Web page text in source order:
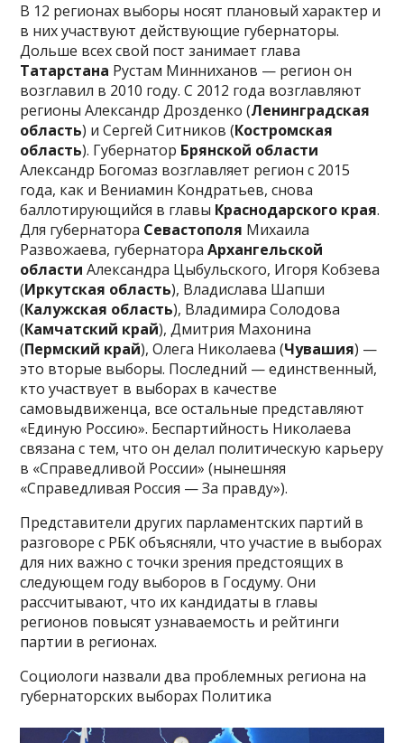
В 12 регионах выборы носят плановый характер и
в них участвуют действующие губернаторы.
Дольше всех свой пост занимает глава
Татарстана Рустам Минниханов — регион он
возглавил в 2010 году. С 2012 года возглавляют
регионы Александр Дрозденко (Ленинградская
область) и Сергей Ситников (Костромская
область). Губернатор Брянской области
Александр Богомаз возглавляет регион с 2015
года, как и Вениамин Кондратьев, снова
баллотирующийся в главы Краснодарского края.
Для губернатора Севастополя Михаила
Развожаева, губернатораАрхангельской
области Александра Цыбульского, Игоря Кобзева
(Иркутская область), Владислава Шапши
(Калужская область), Владимира Солодова
(Камчатский край), Дмитрия Махонина
(Пермский край), Олега Николаева (Чувашия) —
это вторые выборы. Последний — единственный,
кто участвует в выборах в качестве
самовыдвиженца, все остальные представляют
«Единую Россию». Беспартийность Николаева
связана с тем, что он делал политическую карьеру
в «Справедливой России» (нынешняя
«Справедливая Россия — За правду»).
Представители других парламентских партий в
разговоре с РБК объясняли, что участие в выборах
для них важно с точки зрения предстоящих в
следующем году выборов в Госдуму. Они
рассчитывают, что их кандидаты в главы
регионов повысят узнаваемость и рейтинги
партии в регионах.
Социологи назвали два проблемных региона на
губернаторских выборах Политика